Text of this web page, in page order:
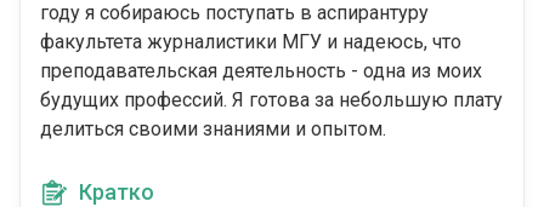
году я собираюсь поступать в аспирантуру
факультета журналистики МГУ и надеюсь, что
преподавательская деятельность - одна из моих
будущих профессий. Я готова за небольшую плату
делиться своими знаниями и опытом.
Кратко